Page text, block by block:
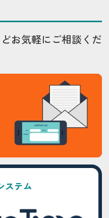
お気軽にご相談くだ
ステム